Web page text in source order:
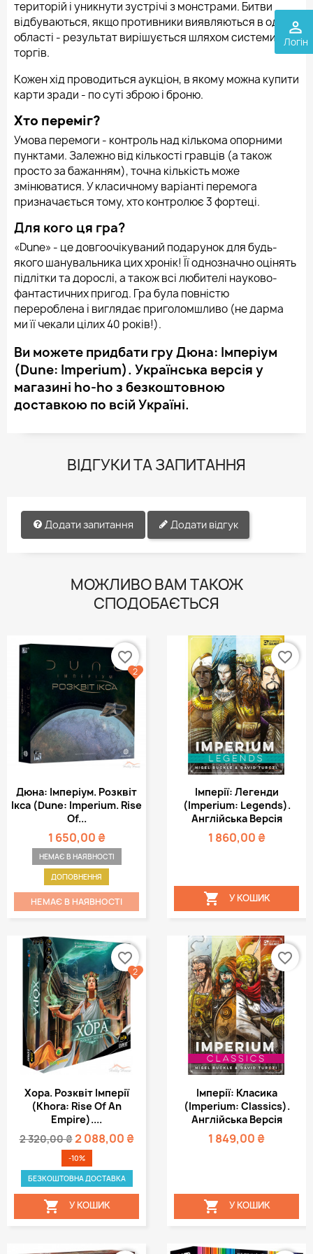
perm_identity
Логін
територій і уникнути зустрічі з монстрами. Битви
відбуваються, якщо противники виявляються в одній
області - результат вирішується шляхом системи
торгів.
Кожен хід проводиться аукціон, в якому можна купити
карти зради - по суті зброю і броню.
Хто переміг?
Умова перемоги - контроль над кількома опорними
пунктами. Залежно від кількості гравців (а також
просто за бажанням), точна кількість може
змінюватися. У класичному варіанті перемога
призначається тому, хто контролює 3 фортеці.
Для кого ця гра?
«Dune» - це довгоочікуваний подарунок для будь-
якого шанувальника цих хронік! Її однозначно оцінять
підлітки та дорослі, а також всі любителі науково-
фантастичних пригод. Гра була повністю
перероблена і виглядає приголомшливо (не дарма
ми її чекали цілих 40 років!).
Ви можете придбати гру Дюна: Імперіум
(Dune: Imperium). Українська версія у
магазині ho-ho з безкоштовною
доставкою по всій Україні.
ВІДГУКИ ТА ЗАПИТАННЯ
Додати запитання Додати відгук
МОЖЛИВО ВАМ ТАКОЖ
СПОДОБАЄТЬСЯ
Дюна: Імперіум. Розквіт
Ікса (Dune: Imperium. Rise
Of...
1 650,00 ₴
НЕМАЄ В НАЯВНОСТІ
ДОПОВНЕННЯ
НЕМАЄ В НАЯВНОСТІ
favorite_border
2
Імперії: Легенди
(Imperium: Legends).
Англійська Версія
1 860,00 ₴
 У КОШИК
favorite_border
Хора. Розквіт Імперії
(Khora: Rise Of An
Empire)....
2 320,00 ₴2 088,00 ₴
-10%
БЕЗКОШТОВНА ДОСТАВКА
 У КОШИК
favorite_border
2
Імперії: Класика
(Imperium: Classics).
Англійська Версія
1 849,00 ₴
 У КОШИК
favorite_border